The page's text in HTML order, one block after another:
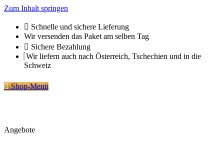
Zum Inhalt springen
Schnelle und sichere Lieferung
Wir versenden das Paket am selben Tag
Sichere Bezahlung
Wir liefern auch nach Österreich, Tschechien und in die
Schweiz
Shop-Menü
Angebote